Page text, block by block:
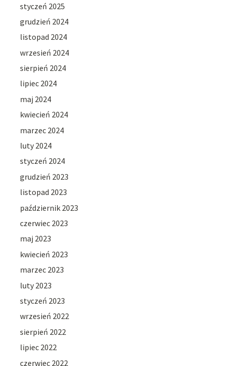
styczeń 2025
grudzień 2024
listopad 2024
wrzesień 2024
sierpień 2024
lipiec 2024
maj 2024
kwiecień 2024
marzec 2024
luty 2024
styczeń 2024
grudzień 2023
listopad 2023
październik 2023
czerwiec 2023
maj 2023
kwiecień 2023
marzec 2023
luty 2023
styczeń 2023
wrzesień 2022
sierpień 2022
lipiec 2022
czerwiec 2022